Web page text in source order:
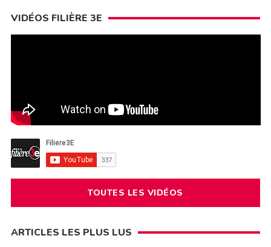
VIDÉOS FILIÈRE 3E
TOUTES LES VIDÉOS
ARTICLES LES PLUS LUS